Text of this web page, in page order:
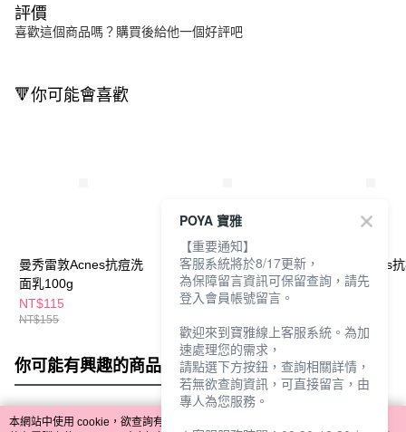
評價
喜歡這個商品嗎？購買後給他一個好評吧
🔻你可能會喜歡
曼秀雷敦Acnes抗痘洗
面乳100g
NT$115
NT$155
曼秀雷敦Acnes多效抗
痘洗面乳100g
NT$165
曼秀雷敦Acnes
膠18g
你可能有興趣的商品 全站排行
本網站中使用 cookie，欲查詢有關本網站使用 cookie 方式之詳情，及若您不希
POYA 寶雅
【重要通知】
客服系統將於8/17更新，
為保障留言資訊可保留查詢，請先
登入會員帳號留言。
歡迎來到寶雅線上客服系統。為加
速處理您的需求，
請點選下方按鈕，查詢相關詳情，
若無欲查詢資訊，可直接留言，由
專人為您服務。